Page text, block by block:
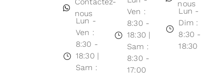
nous
Lun -
Ven :
8:30 -
18:30 |
Sam :
Ven :
8:30 -
18:30 |
Sam :
8:30 -
17:00
nous
Lun -
Dim :
8:30 -
18:30